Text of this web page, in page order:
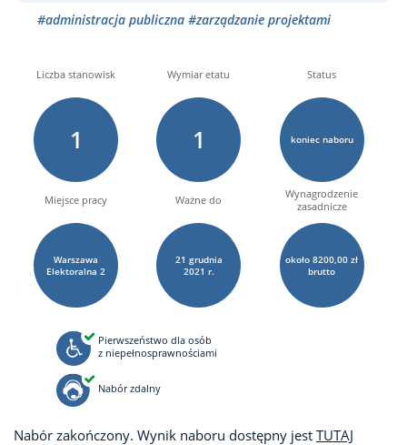
#administracja publiczna #zarządzanie projektami
Liczba stanowisk
1
Wymiar etatu
1
Status
koniec naboru
Miejsce pracy
Warszawa
Elektoralna2
Ważne do
21 grudnia
2021 r.
Wynagrodzenie
zasadnicze
około 8200,00 zł
brutto
Pierwszeństwo dla osób
z niepełnosprawnościami
Nabór zdalny
Nabór zakończony. Wynik naboru dostępny jest TUTAJ